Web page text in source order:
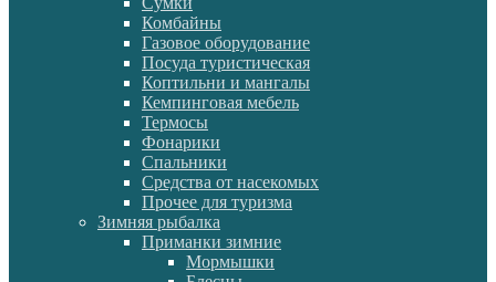
Комбайны
Газовое оборудование
Посуда туристическая
Коптильни и мангалы
Кемпинговая мебель
Термосы
Фонарики
Спальники
Средства от насекомых
Прочее для туризма
Зимняя рыбалка
Приманки зимние
Мормышки